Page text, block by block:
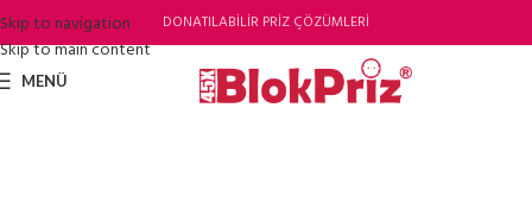
Skip to navigation
Skip to main content
DONATILABİLİR PRİZ ÇÖZÜMLERİ
MENÜ